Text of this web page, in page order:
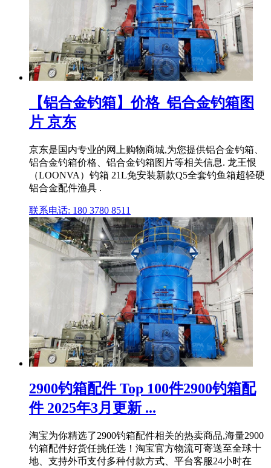
【铝合金钓箱】价格_铝合金钓箱图
片 京东
京东是国内专业的网上购物商城,为您提供铝合金钓箱、
铝合金钓箱价格、铝合金钓箱图片等相关信息. 龙王恨
（LOONVA）钓箱 21L免安装新款Q5全套钓鱼箱超轻硬
铝合金配件渔具 .
联系电话: 180 3780 8511
2900钓箱配件 Top 100件2900钓箱配
件 2025年3月更新 ...
淘宝为你精选了2900钓箱配件相关的热卖商品,海量2900
钓箱配件好货任挑任选！淘宝官方物流可寄送至全球十
地、支持外币支付多种付款方式、平台客服24小时在